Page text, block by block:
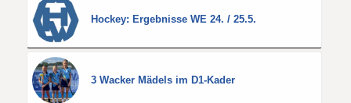
Hockey: Ergebnisse WE 24. / 25.5.
3 Wacker Mädels im D1-Kader